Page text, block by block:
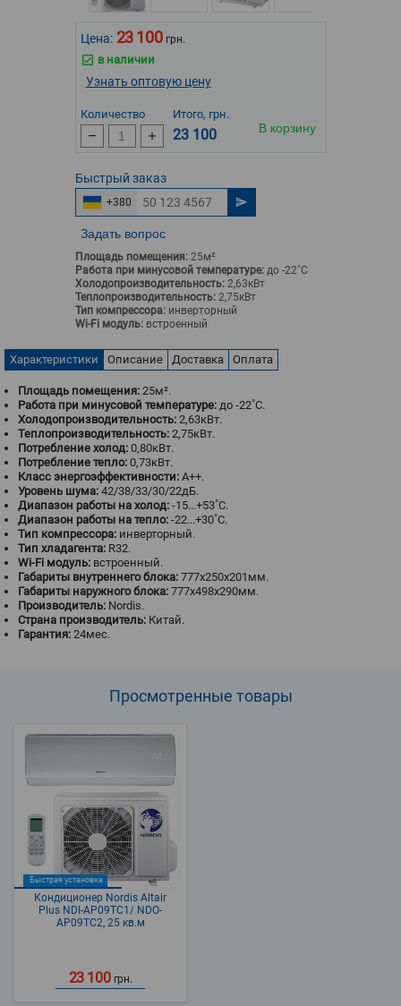
Цена: 23 100 грн.
в наличии
Узнать оптовую цену
Количество Итого, грн.
23 100 В корзину
Быстрый заказ
+380
Задать вопрос
Площадь помещения:25м²
Работа при минусовой температуре:до -22˚С
Холодопроизводительность:2,63кВт
Теплопроизводительность:2,75кВт
Тип компрессора:инверторный
Wi-Fi модуль:встроенный
Характеристики Описание Доставка Оплата
Площадь помещения: 25м².
Работа при минусовой температуре: до -22˚С.
Холодопроизводительность: 2,63кВт.
Теплопроизводительность: 2,75кВт.
Потребление холод: 0,80кВт.
Потребление тепло: 0,73кВт.
Класс энергоэффективности: A++.
Уровень шума: 42/38/33/30/22дБ.
Диапазон работы на холод: -15...+53˚С.
Диапазон работы на тепло: -22...+30˚С.
Тип компрессора: инверторный.
Тип хладагента: R32.
Wi-Fi модуль: встроенный.
Габариты внутреннего блока: 777x250x201мм.
Габариты наружного блока: 777x498x290мм.
Производитель: Nordis.
Страна производитель: Китай.
Гарантия: 24мес.
Просмотренные товары
Быстрая установка
Кондиционер Nordis Altair
Plus NDI-AP09TC1/ NDO-
AP09TC2, 25 кв.м
23 100 грн.